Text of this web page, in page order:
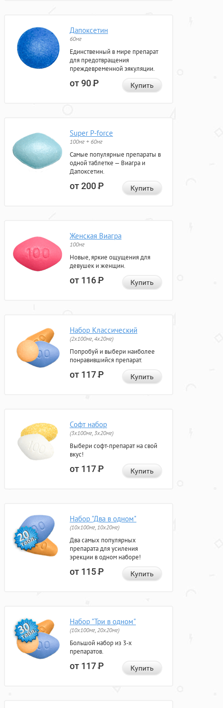
Дапоксетин
60мг
Единственный в мире препарат
для предотвращения
преждевременной эякуляции.
от 90Р Купить
Super P-force
100мг + 60мг
Самые популярные препараты в
одной таблетке — Виагра и
Дапоксетин.
от 200Р Купить
Женская Виагра
100мг
Новые, яркие ощущения для
девушек и женщин.
от 116Р Купить
Набор Классический
(2x100мг, 4x20мг)
Попробуй и выбери наиболее
понравившийся препарат.
от 117Р Купить
Софт набор
(3x100мг, 3x20мг)
Выбери софт-препарат на свой
вкус!
от 117Р Купить
Набор "Два в одном"
(10x100мг, 10x20мг)
Два самых популярных
препарата для усиления
эрекции в одном наборе!
от 115Р Купить
Набор "Три в одном"
(10x100мг, 20x20мг)
Большой набор из 3-х
препаратов.
от 117Р Купить